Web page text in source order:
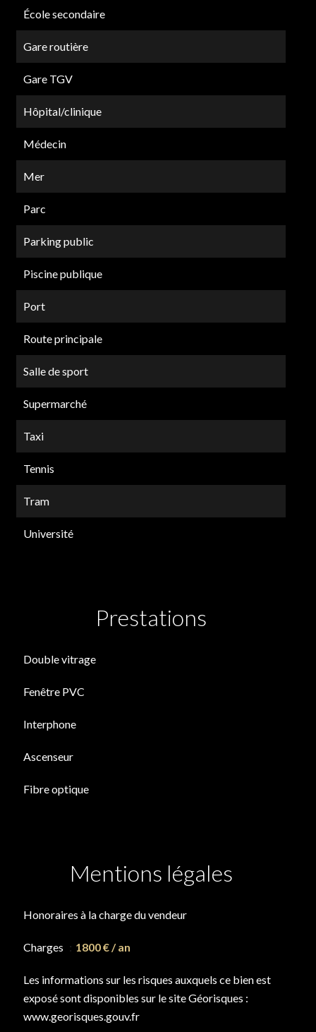
École secondaire
Gare routière
Gare TGV
Hôpital/clinique
Médecin
Mer
Parc
Parking public
Piscine publique
Port
Route principale
Salle de sport
Supermarché
Taxi
Tennis
Tram
Université
Prestations
Double vitrage
Fenêtre PVC
Interphone
Ascenseur
Fibre optique
Mentions légales
Honoraires à la charge du vendeur
Charges 1800 € / an
Les informations sur les risques auxquels ce bien est
exposé sont disponibles sur le site Géorisques :
www.georisques.gouv.fr